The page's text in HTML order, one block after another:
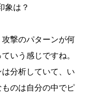
象は？
撃のパターンが何
いう感じですね。
分析していて、い
のは自分の中でピ